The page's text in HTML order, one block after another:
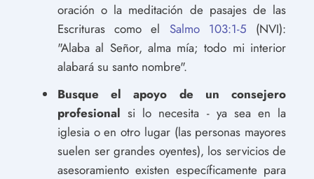
oración o la meditación de pasajes de las
Escrituras como el Salmo 103:1-5 (NVI):
"Alaba al Señor, alma mía; todo mi interior
alabará su santo nombre".
Busque el apoyo de un consejero
profesional si lo necesita - ya sea en la
iglesia o en otro lugar (las personas mayores
suelen ser grandes oyentes), los servicios de
asesoramiento existen específicamente para